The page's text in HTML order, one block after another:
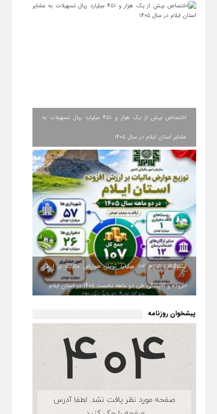
اختصاص بیش از یک هزار و ۴۵۱ میلیارد ریال تسهیلات به
عشایر استان ایلام در سال ۱۴۰۵
اینفوگرافی توزیع ۱۰۷ میلیارد تومان عوارض مالیات بر ارزش
افزوده و آلایندگی طی دو ماهه نخست ۱۴۰۵ در استان ایلام
پیشخوان روزنامه